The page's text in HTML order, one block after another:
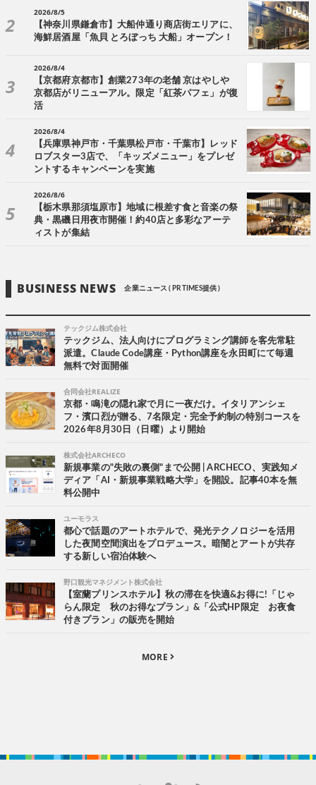
2026/8/5
【神奈川県鎌倉市】大船仲通り商店街エリアに、
海鮮居酒屋「魚貝 とろぼっち 大船」オープン！
2026/8/4
【京都府京都市】創業273年の老舗 京はやしや
京都店がリニューアル。限定「紅茶パフェ」が復
活
2026/8/4
【兵庫県神戸市・千葉県松戸市・千葉市】レッド
ロブスター3店で、「キッズメニュー」をプレゼ
ントするキャンペーンを実施
2026/8/6
【栃木県那須塩原市】地域に根差す食と音楽の祭
典・黒磯日用夜市開催！約40店と多彩なアーテ
ィストが集結
BUSINESS NEWS 企業ニュース ( PR TIMES提供 )
テックジム株式会社
テックジム、法人向けにプログラミング講師を客先常駐
派遣。Claude Code講座・Python講座を永田町にて毎週
無料で対面開催
合同会社REALIZE
京都・鳴滝の隠れ家で月に一夜だけ。イタリアンシェ
フ・濱口烈が贈る、7名限定・完全予約制の特別コースを
2026年8月30日（日曜）より開始
株式会社ARCHECO
新規事業の"失敗の裏側"まで公開 | ARCHECO、実践知メ
ディア「AI・新規事業戦略大学」を開設。記事40本を無
料公開中
ユーモラス
都心で話題のアートホテルで、発光テクノロジーを活用
した夜間空間演出をプロデュース。暗闇とアートが共存
する新しい宿泊体験へ
野口観光マネジメント株式会社
【室蘭プリンスホテル】秋の滞在を快適&お得に!「じゃ
らん限定 秋のお得なプラン」&「公式HP限定 お夜食
付きプラン」の販売を開始
MORE